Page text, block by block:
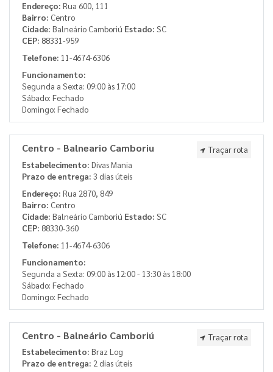
Endereço: Rua 600, 111
Bairro: Centro
Cidade: Balneário Camboriú Estado: SC
CEP: 88331-959
Telefone: 11-4674-6306
Funcionamento:
Segunda a Sexta: 09:00 às 17:00
Sábado: Fechado
Domingo: Fechado
Traçar rota
Centro - Balneario Camboriu
Estabelecimento: Divas Mania
Prazo de entrega: 3 dias úteis
Endereço: Rua 2870, 849
Bairro: Centro
Cidade: Balneário Camboriú Estado: SC
CEP: 88330-360
Telefone: 11-4674-6306
Funcionamento:
Segunda a Sexta: 09:00 às 12:00 - 13:30 às 18:00
Sábado: Fechado
Domingo: Fechado
Traçar rota
Centro - Balneário Camboriú
Estabelecimento: Braz Log
Prazo de entrega: 2 dias úteis